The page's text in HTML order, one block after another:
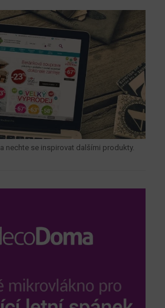
a nechte se inspirovat dalšími produkty.